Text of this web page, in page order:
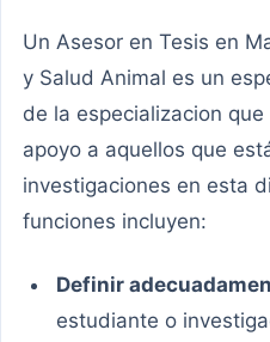
Un Asesor en Tesis en
y Salud Animal es un
de la especializacion
apoyo a aquellos que
investigaciones en esta
funciones incluyen:
Definir
estudiante o